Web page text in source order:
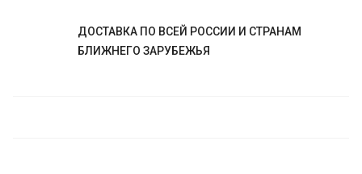
ДОСТАВКА ПО ВСЕЙ РОССИИ И СТРАНАМ
БЛИЖНЕГО ЗАРУБЕЖЬЯ